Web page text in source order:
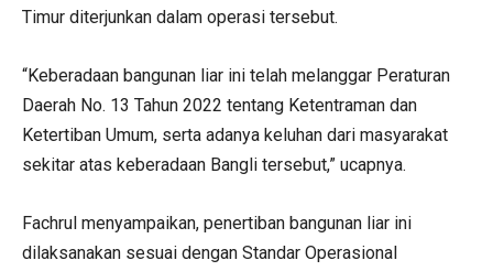
Timur diterjunkan dalam operasi tersebut.
“Keberadaan bangunan liar ini telah melanggar Peraturan
Daerah No. 13 Tahun 2022 tentang Ketentraman dan
Ketertiban Umum, serta adanya keluhan dari masyarakat
sekitar atas keberadaan Bangli tersebut,” ucapnya.
Fachrul menyampaikan, penertiban bangunan liar ini
dilaksanakan sesuai dengan Standar Operasional